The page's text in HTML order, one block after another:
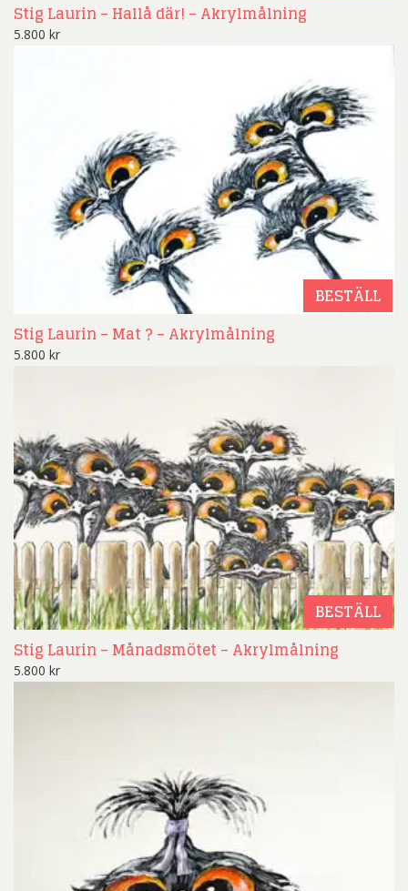
Stig Laurin – Hallå där! – Akrylmålning
5.800 kr
BESTÄLL
Stig Laurin – Mat ? – Akrylmålning
5.800 kr
BESTÄLL
Stig Laurin – Månadsmötet – Akrylmålning
5.800 kr